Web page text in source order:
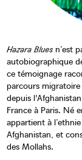
Hazara Bluesn’est
autobiographique
ce témoignage
parcours migratoire
depuis
France à Paris. Né
appartient à
Afghanistan, et
des Mollahs.